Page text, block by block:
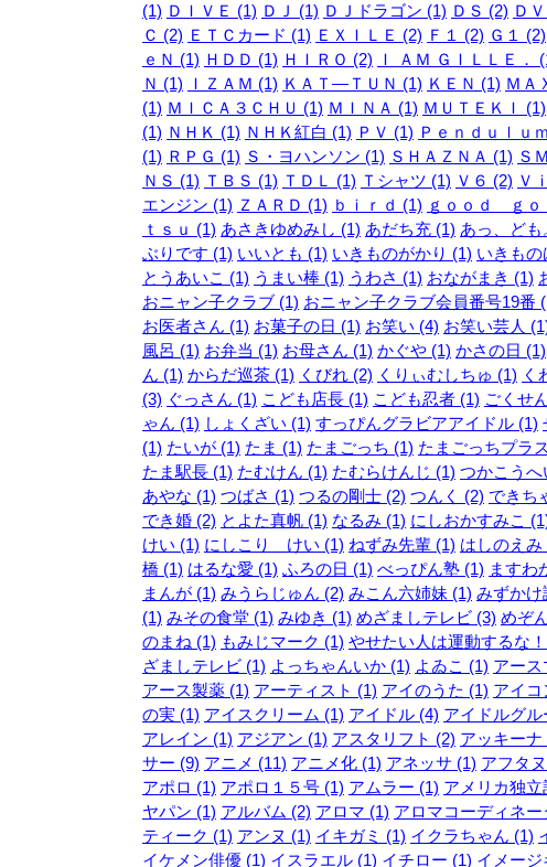
(1) ＤＩＶＥ (1) ＤＪ (1) ＤＪドラゴン (1) ＤＳ (2) Ｄ
Ｃ (2) ＥＴＣカード (1) ＥＸＩＬＥ (2) Ｆ１ (2) Ｇ１ (2)
ｅＮ (1) ＨＤＤ (1) ＨＩＲＯ (2) Ｉ ＡＭ ＧＩＬＬＥ．
Ｎ (1)
ＩＺＡＭ (1) ＫＡＴ―ＴＵＮ (1) ＫＥＮ (1) ＭＡ
(1) ＭＩＣＡ３ＣＨＵ (1) ＭＩＮＡ (1) ＭＵＴＥＫＩ (1)
(1) ＮＨＫ (1) ＮＨＫ紅白 (1) ＰＶ (1) Ｐｅｎｄｕｌｕ
(1) ＲＰＧ (1) Ｓ・ヨハンソン (1) ＳＨＡＺＮＡ (1) Ｓ
ＮＳ (1) ＴＢＳ (1) ＴＤＬ (1) Ｔシャツ (1) Ｖ６ (2) Ｖ
エンジン (1) ＺＡＲＤ (1) ｂｉｒｄ (1) ｇｏｏｄ ｇｏ
ｔｓｕ (1) あさきゆめみし (1) あだち充 (1) あっ、ども
ぶりです (1) いいとも (1) いきものがかり (1) いきもの
とうあいこ (1) うまい棒 (1) うわさ (1) おながまき (1)
おニャン子クラブ (1) おニャン子クラブ会員番号19番
お医者さん (1) お菓子の日 (1) お笑い (4) お笑い芸人
風呂 (1) お弁当 (1) お母さん (1) かぐや (1) かさの日 (1)
ん (1) からだ巡茶 (1) くびれ (2) くりぃむしちゅ (1) く
(3) ぐっさん (1) こども店長 (1) こども忍者 (1) ごくせ
ゃん (1) しょくざい (1) すっぴんグラビアアイドル (1)
(1) たいが (1) たま (1) たまごっち (1) たまごっちプラ
たま駅長 (1) たむけん (1) たむらけんじ (1) つかこうへ
あやな (1) つばさ (1) つるの剛士 (2) つんく (2) できち
でき婚 (2) とよた真帆 (1) なるみ (1) にしおかすみこ
けい (1) にしこり けい (1) ねずみ先輩 (1) はしのえみ
橋 (1) はるな愛 (1) ふろの日 (1) べっぴん塾 (1) ますわ
まんが (1) みうらじゅん (2) みこん六姉妹 (1) みずかけ
(1) みその食堂 (1) みゆき (1) めざましテレビ (3) めぞ
のまね (1) もみじマーク (1) やせたい人は運動するな
ざましテレビ (1) よっちゃんいか (1) よゐこ (1) アース
アース製薬 (1) アーティスト (1) アイのうた (1) アイコ
の実 (1) アイスクリーム (1) アイドル (4) アイドルグル
アレイン (1) アジアン (1) アスタリフト (2) アッキーナ
サー (9) アニメ (11) アニメ化 (1) アネッサ (1) アフタ
アポロ (1) アポロ１５号 (1) アムラー (1) アメリカ独立
ヤパン (1) アルバム (2) アロマ (1) アロマコーディネー
ティーク (1) アンヌ (1) イキガミ (1) イクラちゃん (1)
イケメン俳優 (1) イスラエル (1) イチロー (1) イメージ